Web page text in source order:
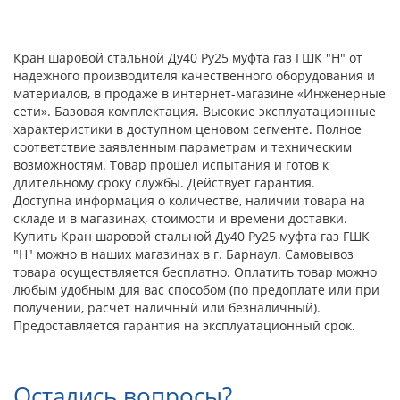
Кран шаровой стальной Ду40 Ру25 муфта газ ГШК "Н" от
надежного производителя качественного оборудования и
материалов, в продаже в интернет-магазине «Инженерные
сети». Базовая комплектация. Высокие эксплуатационные
характеристики в доступном ценовом сегменте. Полное
соответствие заявленным параметрам и техническим
возможностям. Товар прошел испытания и готов к
длительному сроку службы. Действует гарантия.
Доступна информация о количестве, наличии товара на
складе и в магазинах, стоимости и времени доставки.
Купить Кран шаровой стальной Ду40 Ру25 муфта газ ГШК
"Н" можно в наших магазинах в г. Барнаул. Самовывоз
товара осуществляется бесплатно. Оплатить товар можно
любым удобным для вас способом (по предоплате или при
получении, расчет наличный или безналичный).
Предоставляется гарантия на эксплуатационный срок.